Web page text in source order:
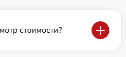
стоимости?